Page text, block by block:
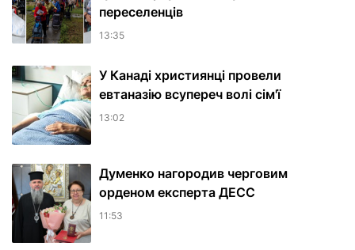
переселенців
13:35
У Канаді християнці провели
евтаназію всупереч волі сім'ї
13:02
Думенко нагородив черговим
орденом експерта ДЕСС
11:53